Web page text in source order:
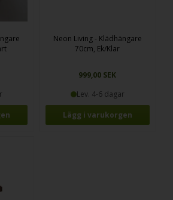
Neon Living - Klädhängare
70cm, Ek/Klar
999,00 SEK
Lev. 4-6 dagar